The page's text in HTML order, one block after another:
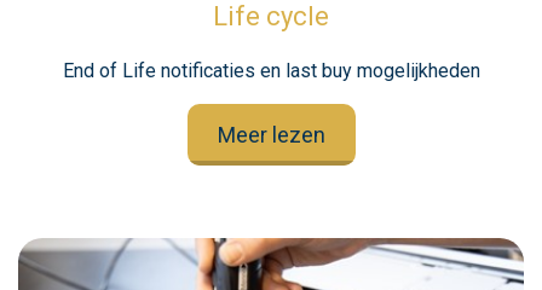
Life cycle
End of Life notificaties en last buy mogelijkheden
Meer lezen